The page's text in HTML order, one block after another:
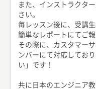
また、インストラクタ
さい。
毎レッスン後に、受講
簡単なレポートにてご
その際に、カスタマー
ンバーにて対応してお
い」です！
共に日本のエンジニア